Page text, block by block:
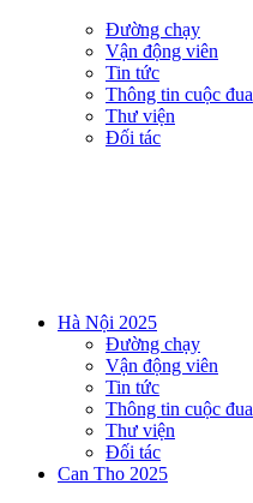
Đường chạy
Vận động viên
Tin tức
Thông tin cuộc đua
Thư viện
Đối tác
Hà Nội 2025
Đường chạy
Vận động viên
Tin tức
Thông tin cuộc đua
Thư viện
Đối tác
Can Tho 2025